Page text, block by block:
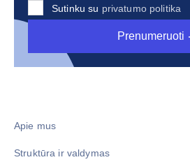
Sutinku su privatumo politika
Prenumeruoti
Apie mus
Struktūra ir valdymas